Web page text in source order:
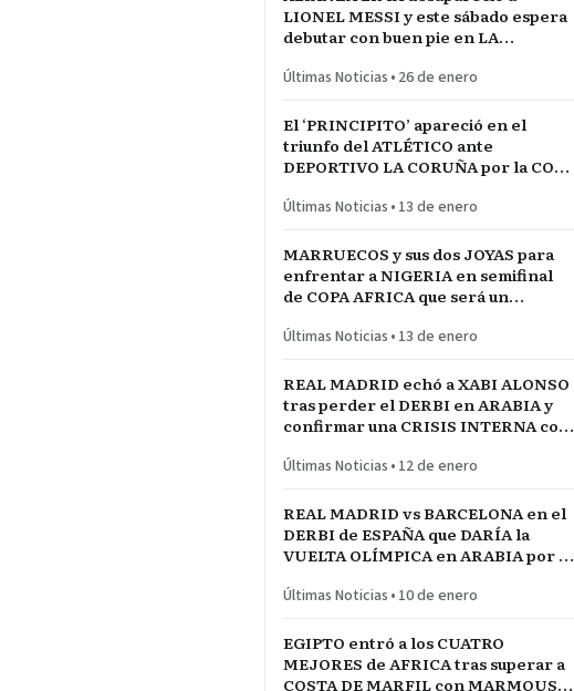
LIONEL MESSI y este sábado espera
debutar con buen pie en LA
Últimas Noticias • 26 de enero
El ‘PRINCIPITO’ apareció en el
triunfo del ATLÉTICO ante
DEPORTIVO LA CORUÑA por la COPA
Últimas Noticias • 13 de enero
MARRUECOS y sus dos JOYAS para
enfrentar a NIGERIA en semifinal
de COPA AFRICA que será un
reservado
Últimas Noticias • 13 de enero
REAL MADRID echó a XABI ALONSO
tras perder el DERBI en ARABIA y
confirmar una CRISIS INTERNA con
Últimas Noticias • 12 de enero
REAL MADRID vs BARCELONA en el
DERBI de ESPAÑA que DARÍA la
VUELTA OLÍMPICA en ARABIA por el
Últimas Noticias • 10 de enero
EGIPTO entró a los CUATRO
MEJORES de AFRICA tras superar a
COSTA DE MARFIL con MARMOUSH